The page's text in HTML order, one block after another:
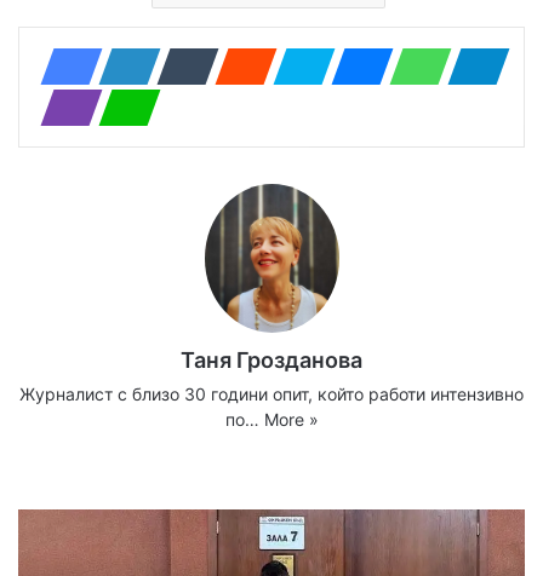
Таня Грозданова
Журналист с близо 30 години опит, който работи интензивно
по… More »